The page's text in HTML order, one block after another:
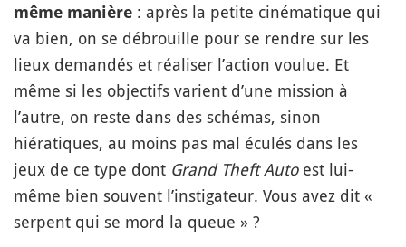
même manière : après la petite cinématique qui
va bien, on se débrouille pour se rendre sur les
lieux demandés et réaliser l’action voulue. Et
même si les objectifs varient d’une mission à
l’autre, on reste dans des schémas, sinon
hiératiques, au moins pas mal éculés dans les
jeux de ce type dont Grand Theft Autoest lui-
même bien souvent l’instigateur. Vous avez dit «
serpent qui se mord la queue » ?